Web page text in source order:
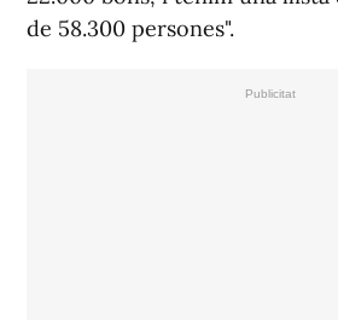
de 58.300 persones".